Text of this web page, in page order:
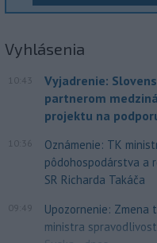
Vyhlásenia
10:43
Vyjadrenie:
partnerom
projektu na
10:36
Oznámenie: TK
pôdohospodárstva a
SR Richarda Takáča
09:49
Upozornenie: Zmena
ministra